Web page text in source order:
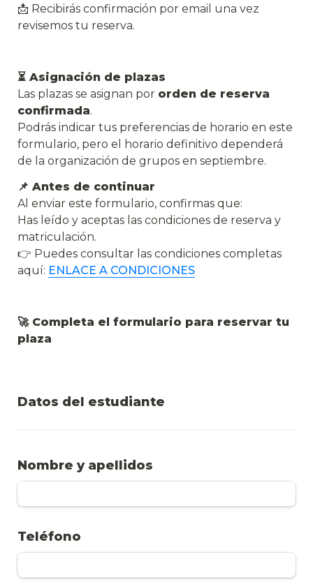
📩 Recibirás confirmación por email una vez
revisemos tu reserva.
⏳ Asignación de plazas
Las plazas se asignan por orden de reserva
confirmada.
Podrás indicar tus preferencias de horario en este
formulario, pero el horario definitivo dependerá
de la organización de grupos en septiembre.
📌 Antes de continuar
Al enviar este formulario, confirmas que:
Has leído y aceptas las condiciones de reserva y
matriculación.
👉 Puedes consultar las condiciones completas
aquí: ENLACE A CONDICIONES
🚀 Completa el formulario para reservar tu
plaza
Datos del estudiante
Nombre y apellidos
Teléfono